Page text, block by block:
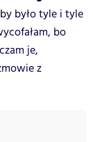
było tyle i tyle
bo
je,
z